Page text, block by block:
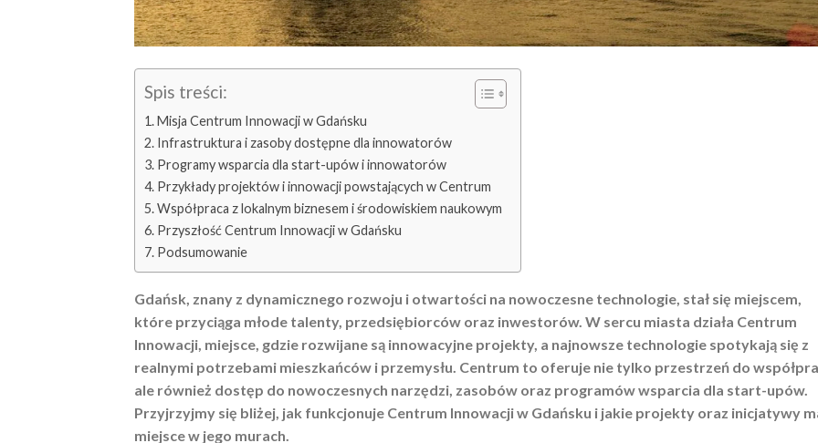
Spis treści:
Misja Centrum Innowacji w Gdańsku
Infrastruktura i zasoby dostępne dla innowatorów
Programy wsparcia dla start-upów i innowatorów
Przykłady projektów i innowacji powstających w Centrum
Współpraca z lokalnym biznesem i środowiskiem naukowym
Przyszłość Centrum Innowacji w Gdańsku
Podsumowanie
Gdańsk, znany z dynamicznego rozwoju i otwartości na nowoczesne technologie, stał się miejscem,
które przyciąga młode talenty, przedsiębiorców oraz inwestorów. W sercu miasta działa Centrum
Innowacji, miejsce, gdzie rozwijane są innowacyjne projekty, a najnowsze technologie spotykają się z
realnymi potrzebami mieszkańców i przemysłu. Centrum to oferuje nie tylko przestrzeń do
ale również dostęp do nowoczesnych narzędzi, zasobów oraz programów wsparcia dla start-upów.
Przyjrzyjmy się bliżej, jak funkcjonuje Centrum Innowacji w Gdańsku i jakie projekty oraz inicjatywy
miejsce w jego murach.